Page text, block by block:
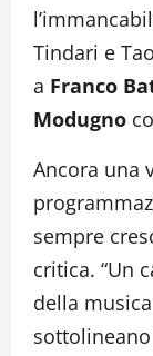
Tindari e
a Franco
Modugno
Ancora una
sempre
critica. “Un
della